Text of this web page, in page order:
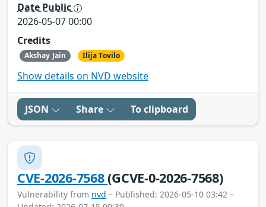
Date Public
2026-05-07 00:00
Credits
Akshay Jain Ilija Tovilo
Show details on NVD website
JSON Share To clipboard
CVE-2026-7568(GCVE-0-2026-7568)
Vulnerability from nvd – Published: 2026-05-10 03:42 –